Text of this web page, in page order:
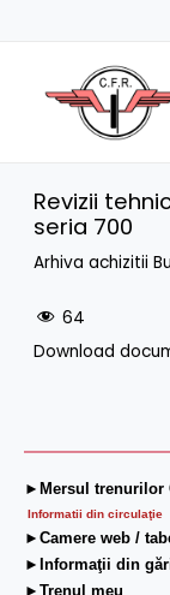
►Mersul trenurilor
Informatii din circulaţie
►Camere web /
►Informaţii din
Revizii
seria 700
Arhiva achizitii
64
Download